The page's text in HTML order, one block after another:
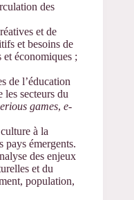
des
et de
et besoins de
économiques ;
de l’éducation
les secteurs du
games, e-
à la
pays émergents.
des enjeux
et du
population,